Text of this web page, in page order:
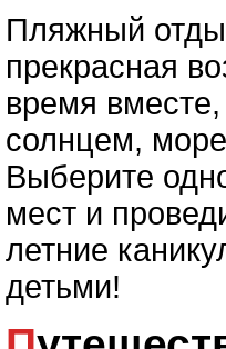
Пляжный
прекрасная
время
солнцем,
Выберите
мест и
летние
детьми!